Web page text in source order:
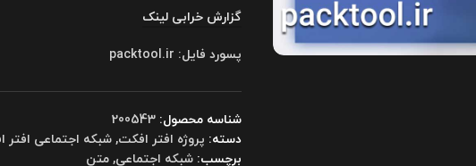
گزارش خرابی لینک
پسورد فایل: packtool.ir
شناسه محصول: 200543
دسته: پروژه افتر افکت,شبکه اجتماعی افتر
برچسب: شبکه اجتماعی,متن